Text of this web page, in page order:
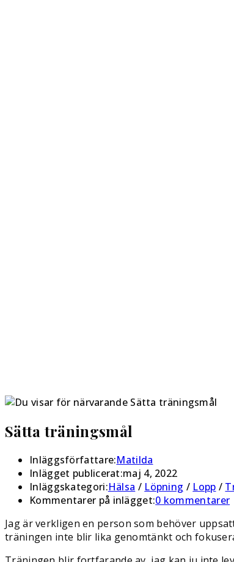
Sätta träningsmål
Inläggsförfattare:Matilda
Inlägget publicerat:maj 4, 2022
Inläggskategori:Hälsa / Löpning / Lopp /
Kommentarer på inlägget:0 kommentarer
Jag är verkligen en person som behöver
träningen inte blir lika genomtänkt och